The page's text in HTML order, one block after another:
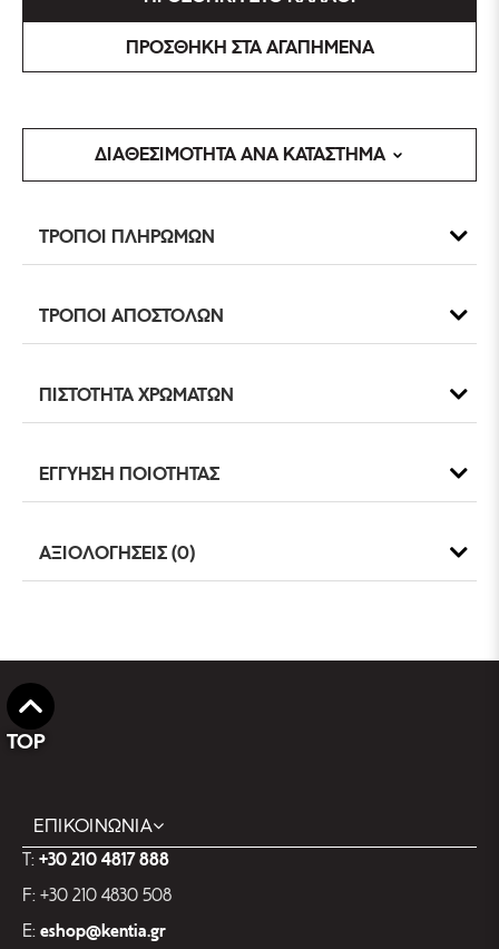
ΠΡΟΣΘΗΚΗ ΣΤΑ ΑΓΑΠΗΜΕΝΑ
ΔΙΑΘΕΣΙΜΟΤΗΤΑ ΑΝΑ ΚΑΤΑΣΤΗΜΑ
ΤΡΟΠΟΙ ΠΛΗΡΩΜΩΝ
ΤΡΟΠΟΙ ΑΠΟΣΤΟΛΩΝ
ΠΙΣΤΟΤΗΤΑ ΧΡΩΜΑΤΩΝ
ΕΓΓΥΗΣΗ ΠΟΙΟΤΗΤΑΣ
ΑΞΙΟΛΟΓΗΣΕΙΣ (0)
TOP
ΕΠΙΚΟΙΝΩΝΙΑ
T: +30 210 4817 888
F: +30 210 4830 508
E: eshop@kentia.gr